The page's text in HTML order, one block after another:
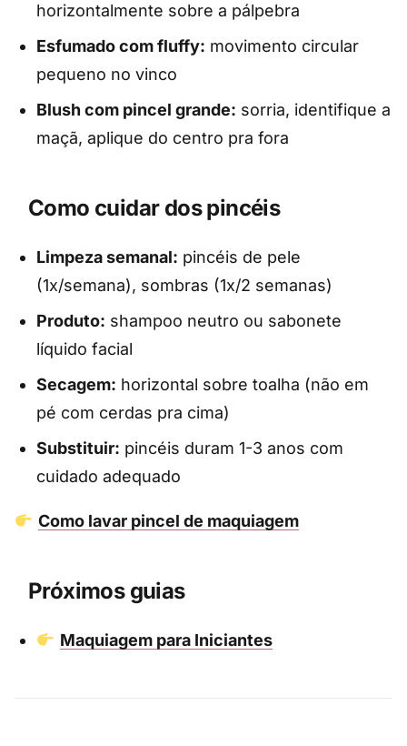
horizontalmente sobre a pálpebra
Esfumado com fluffy: movimento circular
pequeno no vinco
Blush com pincel grande: sorria, identifique a
maçã, aplique do centro pra fora
Como cuidar dos pincéis
Limpeza semanal: pincéis de pele
(1x/semana), sombras (1x/2 semanas)
Produto: shampoo neutro ou sabonete
líquido facial
Secagem: horizontal sobre toalha (não em
pé com cerdas pra cima)
Substituir: pincéis duram 1-3 anos com
cuidado adequado
Como lavar pincel de maquiagem
Próximos guias
Maquiagem para Iniciantes